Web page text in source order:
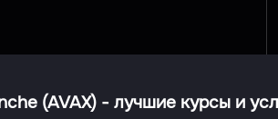
(AVAX) - лучшие курсы и